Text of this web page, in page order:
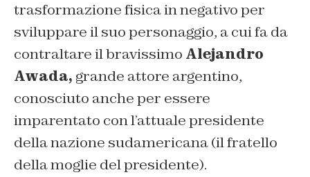
trasformazione fisica in negativo per
sviluppare il suo personaggio, a cui fa da
contraltare il bravissimo Alejandro
Awada, grande attore argentino,
conosciuto anche per essere
imparentato con l’attuale presidente
della nazione sudamericana (il fratello
della moglie del presidente).